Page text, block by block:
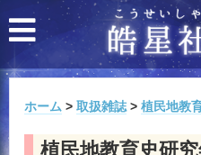
ホーム > 取扱雑誌 > 植民地教
植民地教育史研